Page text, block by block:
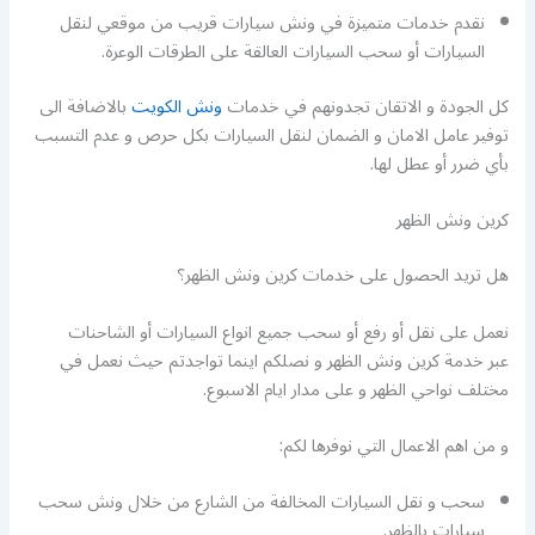
نقدم خدمات متميزة في ونش سيارات قريب من موقعي لنقل
السيارات أو سحب السيارات العالقة على الطرقات الوعرة.
كل الجودة و الاتقان تجدونهم في خدماتونش الكويتبالاضافة الى
توفير عامل الامان و الضمان لنقل السيارات بكل حرص و عدم التسبب
بأي ضرر أو عطل لها.
كرين ونش الظهر
هل تريد الحصول على خدمات كرين ونش الظهر؟
نعمل على نقل أو رفع أو سحب جميع انواع السيارات أو الشاحنات
عبر خدمة كرين ونش الظهر و نصلكم اينما تواجدتم حيث نعمل في
مختلف نواحي الظهر و على مدار ايام الاسبوع.
و من اهم الاعمال التي نوفرها لكم:
سحب و نقل السيارات المخالفة من الشارع من خلال ونش سحب